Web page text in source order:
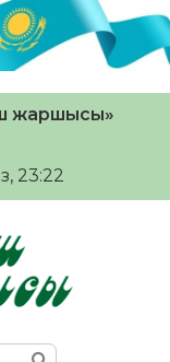
жаршысы»
23:22